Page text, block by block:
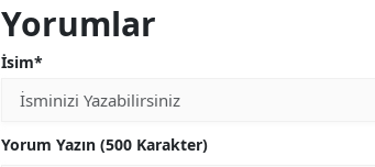
Yorumlar
İsim*
Yorum Yazın (500 Karakter)